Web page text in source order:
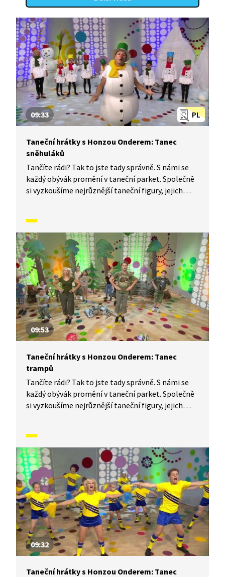
PL
09:33
Taneční hrátky s Honzou Onderem: Tanec
sněhuláků
Tančíte rádi? Tak to jste tady správně. S námi se
každý obývák promění v taneční parket. Společně
si vyzkoušíme nejrůznější taneční figury, jejich
vás inspirovali a udělali z vás krále či královnu
každého tanečního parketu. Dneska si ukážeme,
jak to vypadá, když se tančí tanec sněhuláků.
09:53
Taneční hrátky s Honzou Onderem: Tanec
trampů
Tančíte rádi? Tak to jste tady správně. S námi se
každý obývák promění v taneční parket. Společně
si vyzkoušíme nejrůznější taneční figury, jejich
vás inspirovali a udělali z vás krále či královnu
každého tanečního parketu. Dneska si ukážeme,
jak to vypadá, když se tančí Tanec trampů.
09:32
Taneční hrátky s Honzou Onderem: Tanec